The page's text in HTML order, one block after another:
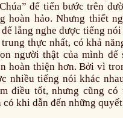
để tiến bước trên
hoàn hảo. Nhưng thiết
lắng nghe được tiếng
thực nhất, có khả
người thật của mình để
hoàn thiện hơn. Bởi vì
nhiều tiếng nói khác
điều tốt, nhưng cũng có
có khi dẫn đến những